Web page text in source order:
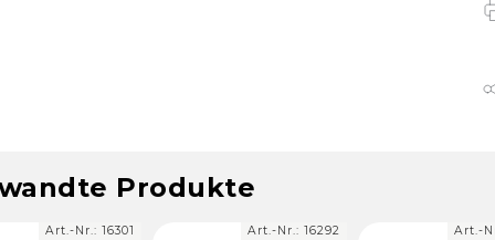
Produkte
Art.-Nr.:16292 Art.-Nr.:15635